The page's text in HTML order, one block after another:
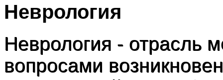
Неврология
Неврология - отрасль
вопросами